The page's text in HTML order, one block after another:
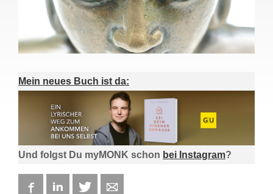
Mein neues Buch ist da:
Und folgst Du myMONK schon bei Instagram?
FacebookLinkedIn Twitter